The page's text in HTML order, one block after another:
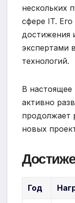
нескольких
сфере IT.
достижения
экспертами
технологий.
В настоящее
активно
продолжает
новых
Год